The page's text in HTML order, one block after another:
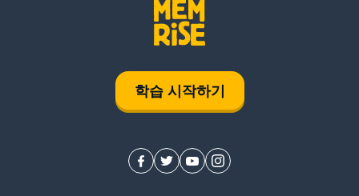
학습 시작하기